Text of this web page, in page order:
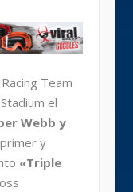
Team
el
Webb y
y
«Triple